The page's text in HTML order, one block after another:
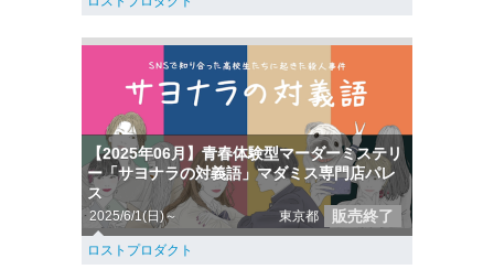
【2025年06月】青春体験型マーダーミステリ
ー「サヨナラの対義語」マダミス専門店パレ
ス
2025/6/1(日)～ 東京都 販売終了
ロストプロダクト